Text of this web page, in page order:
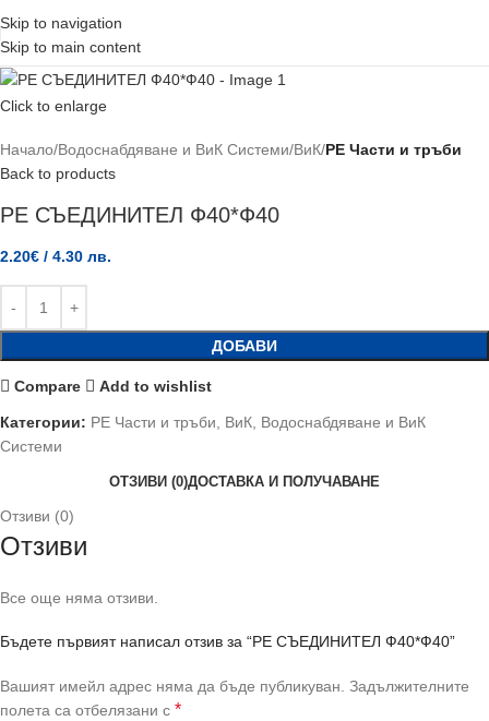
Skip to navigation
Skip to main content
Click to enlarge
Начало Водоснабдяване и ВиК Системи ВиК PE Части и тръби
Back to products
РЕ СЪЕДИНИТЕЛ Ф40*Ф40
2.20€ / 4.30 лв.
ДОБАВИ
Compare Add to wishlist
Категории: PE Части и тръби, ВиК, Водоснабдяване и ВиК
Системи
ОТЗИВИ (0)ДОСТАВКА И ПОЛУЧАВАНЕ
Отзиви (0)
Отзиви
Все още няма отзиви.
Бъдете първият написал отзив за “РЕ СЪЕДИНИТЕЛ Ф40*Ф40”
Вашият имейл адрес няма да бъде публикуван. Задължителните
полета са отбелязани с *